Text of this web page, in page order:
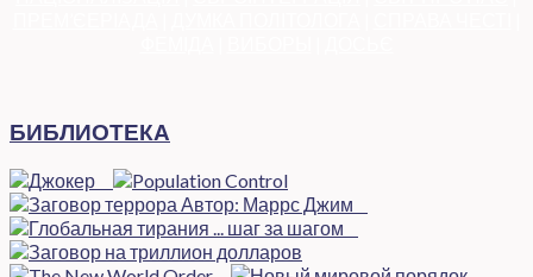
БИБЛИОТЕКА